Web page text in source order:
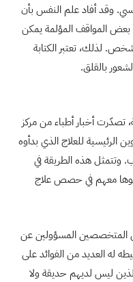
وقد أفاد علم النفس بأن
المواقف المؤلمة يمكن
لذلك، تعتبر الكتابة
بالقلق.
أخبار أطباء من مركز
الرئيسية للعلاج الذي بدأوه
وتتمثل هذه الطريقة في
معهم في حصص علاج
المتخصصين المسؤولين عن
له العديد من الفوائد على
ليس لديهم حديقة ولا